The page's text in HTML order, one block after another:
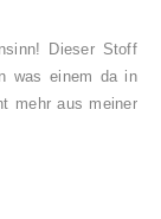
Dieser Stoff
was einem da in
mehr aus meiner